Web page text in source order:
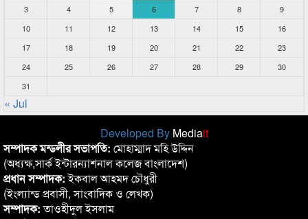
3
4 5 6 7 8
9
10
11 12 13 14 15
16
17
18 19 20 21 22
23
24
25 26 27 28 29
30
31
« Jul
Developed By Mediait
সম্পাদক মন্ডলীর সভাপতি: মোহাম্মাদ মহি উদ্দিন
(অধ্যক্ষ,সার্ক ইন্টারন্যাশনাল কলেজ বাংলাদেশ)
প্রধান সম্পাদক:ইকবাল আহমদ চৌধুরী
(ইংল্যান্ড প্রবাসী, সাংবাদিক ও লেখক)
সম্পাদক:তাওহীদুল ইসলাম